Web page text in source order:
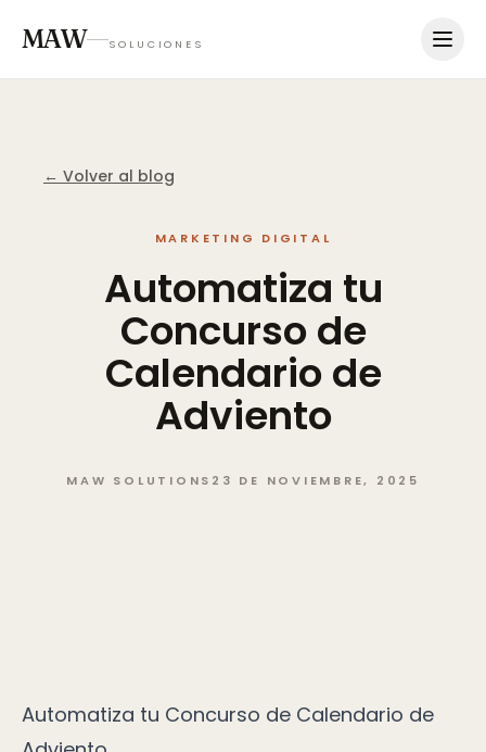
MAW SOLUCIONES
← Volver al blog
MARKETING DIGITAL
Automatiza tu
Concurso de
Calendario de
Adviento
MAW SOLUTIONS 23 DE NOVIEMBRE, 2025
Automatiza tu Concurso de Calendario de